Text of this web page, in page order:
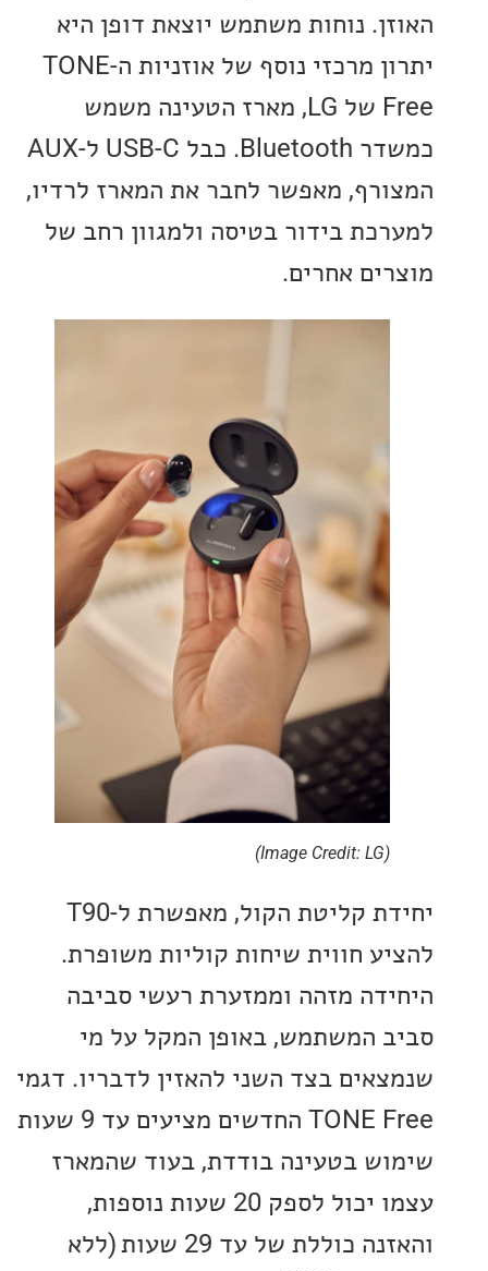
נוחות משתמש יוצאת דופן היא
יתרון מרכזי נוסף של אוזניות ה-TONE
Free של LG, מארז הטעינה משמש
כמשדר Bluetooth. כבל USB-C ל-AUX
מאפשר לחבר את המארז לרדיו,
בידור בטיסה ולמגוון רחב של
אחרים.
יחידת קליטת הקול, מאפשרת ל-T90
חווית שיחות קוליות משופרת.
מזהה וממזערת רעשי סביבה
המשתמש, באופן המקל על מי
בצד השני להאזין לדבריו. דגמי
TONE Free החדשים מציעים עד 9 שעות
בטעינה בודדת, בעוד שהמארז
עצמו יכול לספק 20 שעות נוספות,
כוללת של עד 29 שעות
(ללא